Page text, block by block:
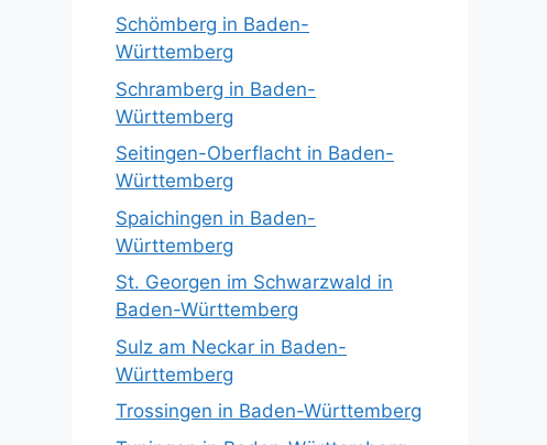
Schömberg in Baden-
Württemberg
Schramberg in Baden-
Württemberg
Seitingen-Oberflacht in Baden-
Württemberg
Spaichingen in Baden-
Württemberg
St. Georgen im Schwarzwald in
Baden-Württemberg
Sulz am Neckar in Baden-
Württemberg
Trossingen in Baden-Württemberg